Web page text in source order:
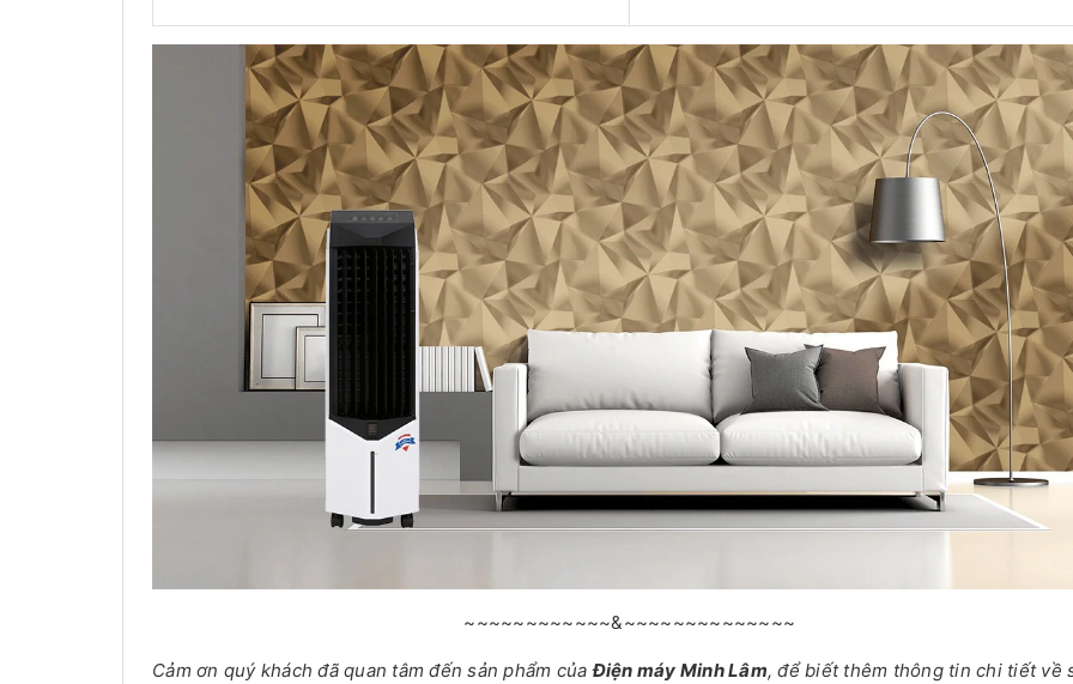
~~~~~~~~~~~~&~~~~~~~~~~~~~~
Cảm ơn quý khách đã quan tâm đến sản phẩm củaĐiện máy Minh Lâm, để biết thêm thông tin chi tiết về